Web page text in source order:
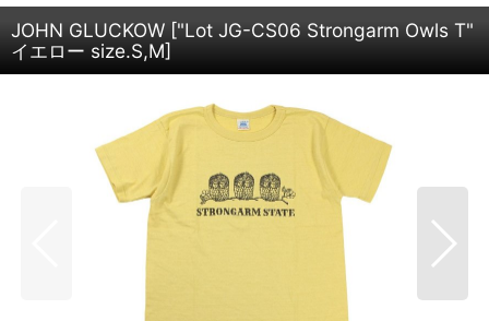
JOHN GLUCKOW ["Lot JG-CS06 Strongarm Owls T"
イエロー size.S,M]